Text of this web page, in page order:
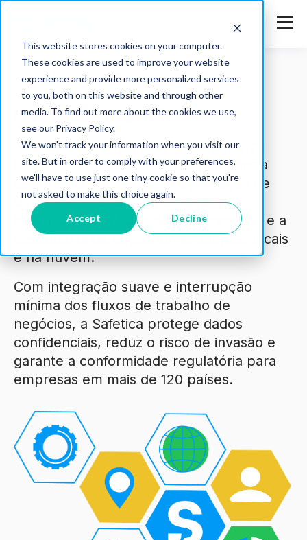
This website stores cookies on your computer.
These cookies are used to improve your website
experience and provide more personalized services
to you, both on this website and through other
media. To find out more about the cookies we use,
see our Privacy Policy.
We won't track your information when you visit our
site. But in order to comply with your preferences,
we'll have to use just one tiny cookie so that you're
not asked to make this choice again.
Accept Decline
Sobre a Safetica
A Safetica é líder global em segurança
inteligente de dados. Nossa plataforma
alimentada por IA unifica a proteção de
dados, o gerenciamento de riscos
internos, a prontidão de conformidade e a
descoberta de dados em ambientes locais
e na nuvem.
Com integração suave e interrupção
mínima dos fluxos de trabalho de
negócios, a Safetica protege dados
confidenciais, reduz o risco de invasão e
garante a conformidade regulatória para
empresas em mais de 120 países.